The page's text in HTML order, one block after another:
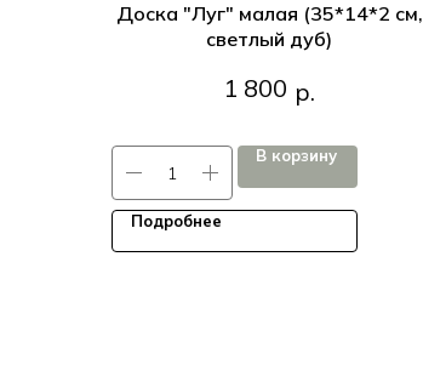
Доска "Луг" малая (35*14*2 см,
светлый дуб)
светлый дуб)
1 800 р.
В корзину
Подробнее